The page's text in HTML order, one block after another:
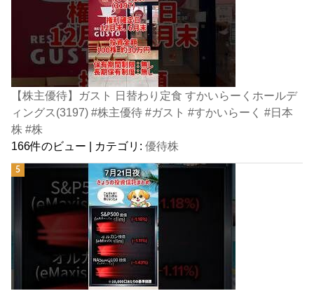
【株主優待】ガスト 日替わり定食 すかいらーくホールデ
ィングス(3197) #株主優待 #ガスト #すかいらーく #日本
株 #株
166件のビュー | カテゴリ:優待株